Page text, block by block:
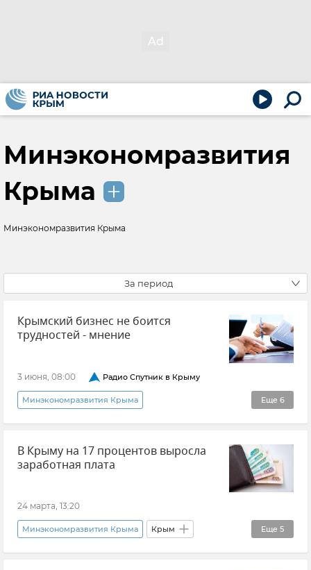
Минэкономразвития
Крыма
Минэкономразвития Крыма
За период
Крымский бизнес не боится
трудностей - мнение
3 июня, 08:00 Радио Спутник в Крыму
Еще 6
Минэкономразвития Крыма
Радио "Спутник в Крыму"
Предпринимательство Господдержка
Финансирование
В Крыму на 17 процентов выросла
заработная плата
24 марта, 13:20
Еще 5
Минэкономразвития Крыма Крым
Зарплата Общество Новости Крыма